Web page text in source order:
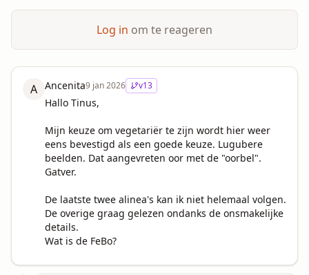
Log in om te reageren
A Ancenita9 jan 2026 v13
Hallo Tinus,
Mijn keuze om vegetariër te zijn wordt hier weer
eens bevestigd als een goede keuze. Lugubere
beelden. Dat aangevreten oor met de "oorbel".
Gatver.
De laatste twee alinea's kan ik niet helemaal volgen.
De overige graag gelezen ondanks de onsmakelijke
details.
Wat is de FeBo?